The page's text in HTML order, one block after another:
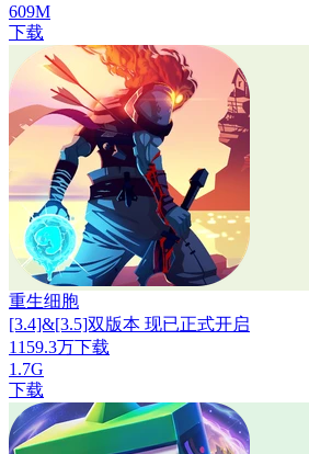
609M
下载
重生细胞
[3.4]&[3.5]双版本 现已正式开启
1159.3万下载
1.7G
下载